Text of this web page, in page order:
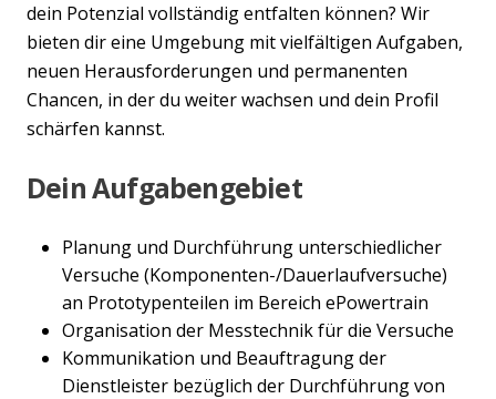
dein Potenzial vollständig entfalten können? Wir
bieten dir eine Umgebung mit vielfältigen Aufgaben,
neuen Herausforderungen und permanenten
Chancen, in der du weiter wachsen und dein Profil
schärfen kannst.
Dein Aufgabengebiet
Planung und Durchführung unterschiedlicher
Versuche (Komponenten-/Dauerlaufversuche)
an Prototypenteilen im Bereich ePowertrain
Organisation der Messtechnik für die Versuche
Kommunikation und Beauftragung der
Dienstleister bezüglich der Durchführung von